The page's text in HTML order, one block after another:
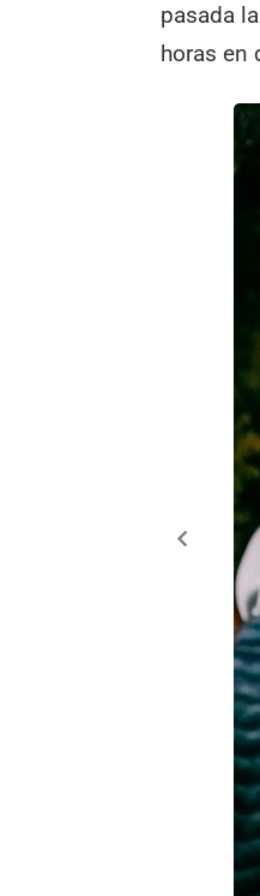
pasada
horas en